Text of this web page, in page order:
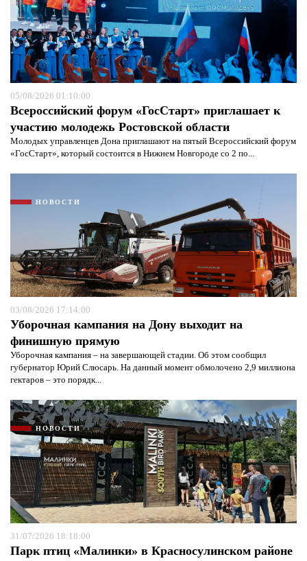
05/08/2026 01:10:00
Всероссийский форум «ГосСтарт» приглашает к
участию молодежь Ростовской области
Молодых управленцев Дона приглашают на пятый Всероссийский форум
«ГосСтарт», который состоится в Нижнем Новгороде со 2 по...
НОВОСТИ
03/08/2026 17:14:00
Уборочная кампания на Дону выходит на
финишную прямую
Уборочная кампания – на завершающей стадии. Об этом сообщил
губернатор Юрий Слюсарь. На данный момент обмолочено 2,9 миллиона
гектаров – это порядк...
НОВОСТИ
31/07/2026 18:18:00
Парк птиц «Малинки» в Красносулинском районе